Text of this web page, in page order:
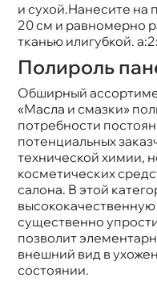
и сухой.Нанесите на
20 см и равномерно
тканью илигубкой.
Полироль
Обширный
«Масла и смазки»
потребности
потенциальных
технической химии,
косметических
салона. В этой
ысококачественную
существенно
позволит
нешний вид в
состоянии.